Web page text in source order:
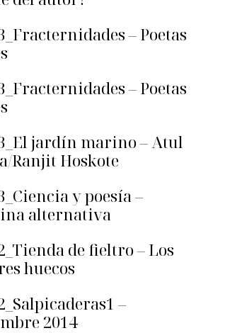
– Poetas
– Poetas
jardín marino – Atul
Ranjit Hoskote
y poesía –
alternativa
de fieltro – Los
huecos
–
2014